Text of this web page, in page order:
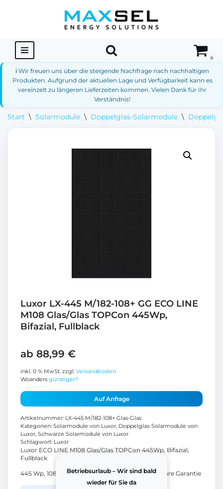
Betriebsurlaub – Wir sind bald
wieder für Sie da
springen
0
ℹ️ Wir freuen uns über die steigende Nachfrage nach nachhaltigen
Produkten. Aufgrund der aktuellen Lage und Verfügbarkeit kann es
vereinzelt zu längeren Lieferzeiten kommen. Vielen Dank für Ihr
Verständnis!
Start \ Solarmodule \ Doppelglas-Solarmodule \
Luxor LX-445 M/182-108+ GG ECO LINE
M108 Glas/Glas TOPCon 445Wp,
Bifazial, Fullblack
ab 88,99 €
inkl. 0 % MwSt. zzgl. Versandkosten
Woanders günstiger?
Auf Anfrage
Artikelnummer: LX-445 M/182-108+ Glas-Glas
Kategorien: Solarmodule von Luxor, Doppelglas-Solarmodule von
Luxor, Schwarze Solarmodule von Luxor
Schlagwort: Luxor
Luxor ECO LINE M108 Glas/Glas TOPCon 445Wp, Bifazial,
Fullblack
445 Wp, 108 Zellen, 22,58 % Wirkungsgrad, 30 Jahre Garantie